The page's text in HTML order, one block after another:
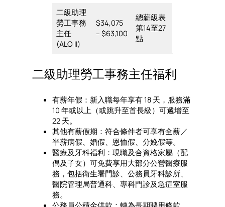
二級助理
勞工事務
主任
(ALO II)
$34,075
– $63,100
總薪級表
第14至27
點
二級助理勞工事務主任福利
有薪年假：新入職每年享有 18 天，服務滿
10 年或以上（或跳升至首長級）可遞增至
22 天。
其他有薪假期：符合條件者可享有全薪／
半薪病假、婚假、恩恤假、分娩假等。
醫療及牙科福利：現職及合資格家屬（配
偶及子女）可免費享用大部分公營醫療服
務，包括衛生署門診、公務員牙科診所、
醫院管理局普通科、專科門診及急症室服
務。